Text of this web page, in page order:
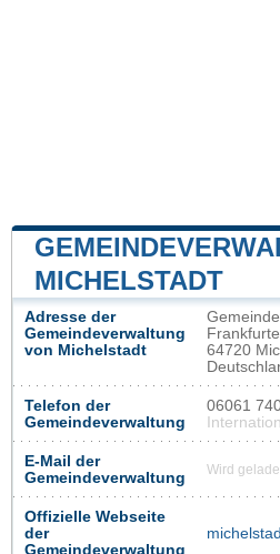
MICHELSTADT
Adresse der
Gemeindeverwaltung
von Michelstadt
64720
Telefon der
Gemeindeverwaltung
06061
E-Mail der
Gemeindeverwaltung
Wird
Offizielle Webseite
der
Gemeindeverwaltung